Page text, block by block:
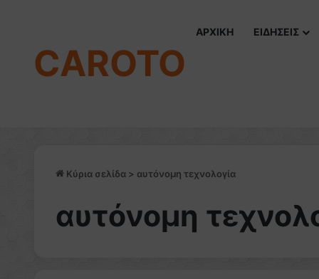
CAROTO
ΑΡΧΙΚΗ ΕΙΔΗΣΕΙΣ
Κύρια σελίδα > αυτόνομη τεχνολογία
αυτόνομη